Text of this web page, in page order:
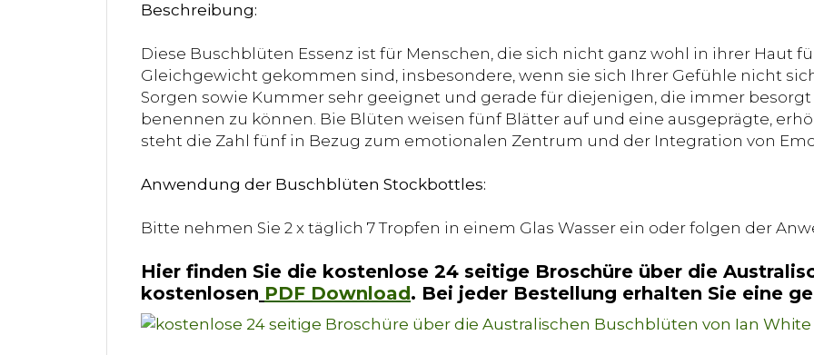
Beschreibung:
Diese Buschblüten Essenz ist für Menschen, die sich nicht ganz wohl in ihrer Haut
Gleichgewicht gekommen sind, insbesondere, wenn sie sich Ihrer Gefühle nicht
Sorgen sowie Kummer sehr geeignet und gerade für diejenigen, die immer
benennen zu können. Bie Blüten weisen fünf Blätter auf und eine ausgeprägte,
steht die Zahl fünf in Bezug zum emotionalen Zentrum und der Integration von
Anwendung der Buschblüten Stockbottles:
Bitte nehmen Sie 2 x täglich 7 Tropfen in einem Glas Wasser ein oder folgen der
Hier finden Sie die kostenlose 24 seitige Broschüre über die
kostenlosen PDF Download. Bei jeder Bestellung erhalten Sie eine